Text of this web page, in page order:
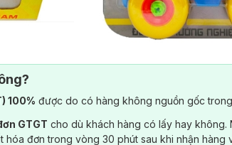
100% được do có hàng không nguồn gốc
GTGT cho dù khách hàng có lấy hay không.
đơn trong vòng 30 phút sau khi nhận hàng